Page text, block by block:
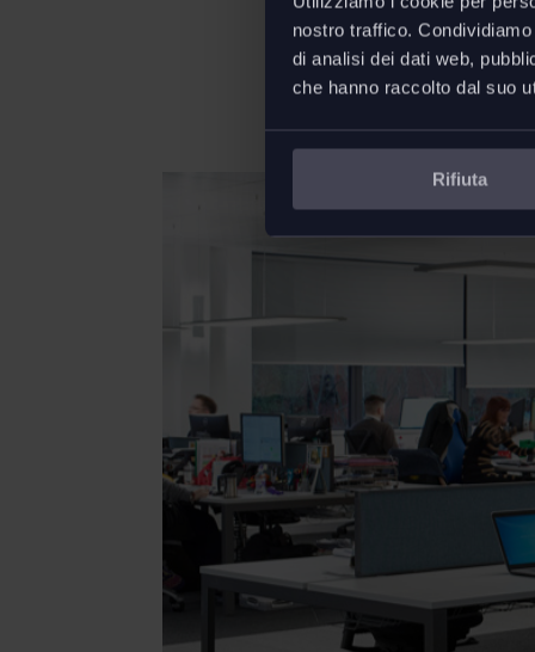
nostro traffico.
di analisi dei dati web,
che hanno raccolto dal suo
Rifiuta